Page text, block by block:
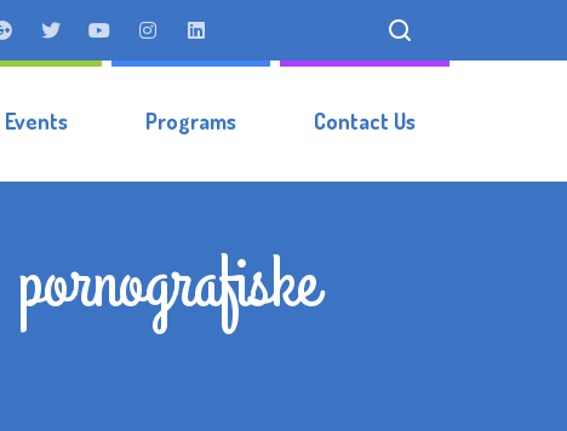
Events Programs Contact Us